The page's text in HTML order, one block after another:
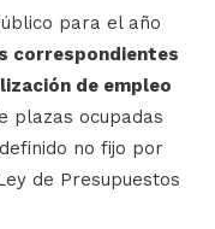
para el año
correspondientes
de empleo
plazas ocupadas
no fijo por
de Presupuestos